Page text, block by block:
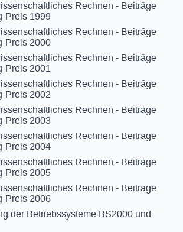
Rechnen - Beiträge
Preis 1999
Rechnen - Beiträge
Preis 2000
Rechnen - Beiträge
Preis 2001
Rechnen - Beiträge
Preis 2002
Rechnen - Beiträge
Preis 2003
Rechnen - Beiträge
Preis 2004
Rechnen - Beiträge
Preis 2005
Rechnen - Beiträge
Preis 2006
der Betriebssysteme BS2000 und